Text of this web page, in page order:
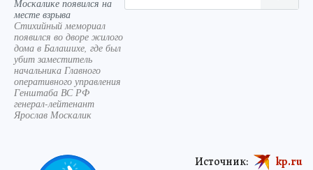
Москалике появился на
месте взрыва
Стихийный мемориал
появился во дворе жилого
дома в Балашихе, где был
убит заместитель
начальника Главного
оперативного управления
Генштаба ВС РФ
генерал-лейтенант
Ярослав Москалик
Источник: kp.ru